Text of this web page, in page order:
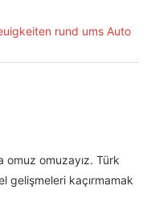
omuz omuzayız. Türk
gelişmeleri kaçırmamak